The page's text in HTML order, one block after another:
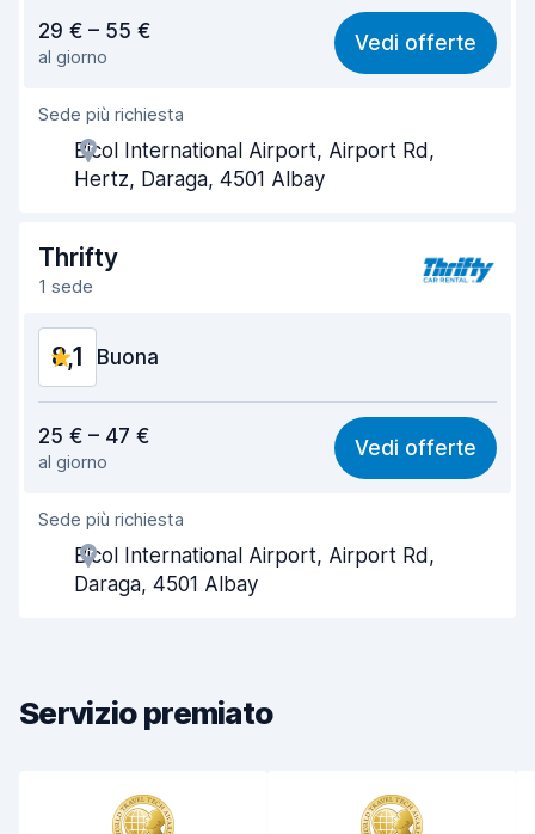
8,1
Facile da trovare 8,2
Gentilezza degli agenti
Rapidità del ritiro
Pulizia del veicolo 8,2
Condizioni dell'auto
29 € – 55 €
al giorno
Vedi offerte
Sede più richiesta
Bicol International Airport, Airport Rd,
Hertz, Daraga, 4501 Albay
Thrifty
1 sede
8,1 Buona
8,0
Facile da trovare 8,2
Gentilezza degli agenti
Rapidità del ritiro
Condizioni dell'auto
25 € – 47 €
al giorno
Vedi offerte
Sede più richiesta
Bicol International Airport, Airport Rd,
Daraga, 4501 Albay
Servizio premiato